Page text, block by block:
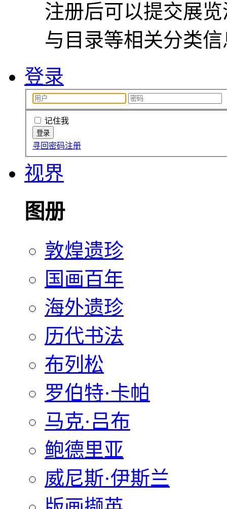
注册后可以提交展
与目录等相关分类
登录
记住我
寻回密码注册
视界
图册
敦煌遗珍
国画百年
海外遗珍
历代书法
布列松
罗伯特·卡帕
马克·吕布
鲍德里亚
威尼斯·伊斯兰